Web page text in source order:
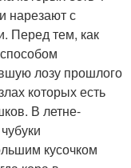
нарезают с
Перед тем, как
лозу прошлого
которых есть
В летне-
кусочком